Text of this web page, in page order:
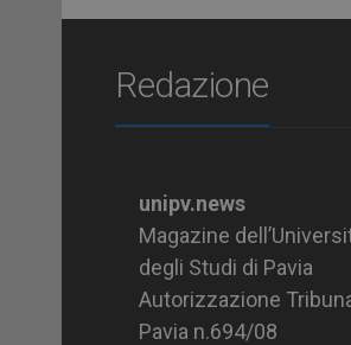
Redazione
unipv.news
Magazine
degli Studi di Pavia
Autorizzazione
Pavia n.694/08